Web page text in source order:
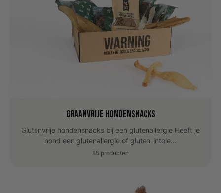
Graanvrije hondensnacks
Glutenvrije hondensnacks bij een glutenallergie Heeft je
hond een glutenallergie of gluten-intole...
85 producten